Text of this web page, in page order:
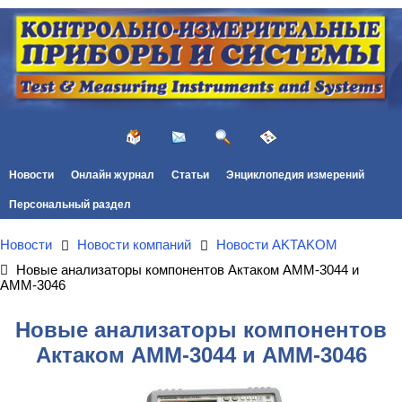
Новости Онлайн журнал Статьи Энциклопедия измерений
Персональный раздел
Новости Новости компаний
Новости AKTAKOM
Новые анализаторы компонентов Актаком АММ-3044 и
АММ-3046
Новые анализаторы компонентов
Актаком АММ-3044 и АММ-3046